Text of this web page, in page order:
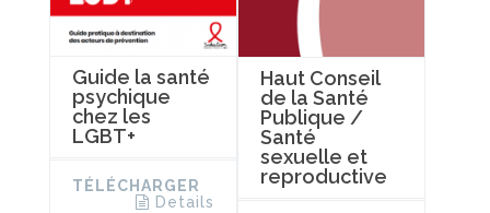
Guide la santé
psychique
chez les
LGBT+
TÉLÉCHARGER
Details
Haut Conseil
de la Santé
Publique /
Santé
sexuelle et
reproductive